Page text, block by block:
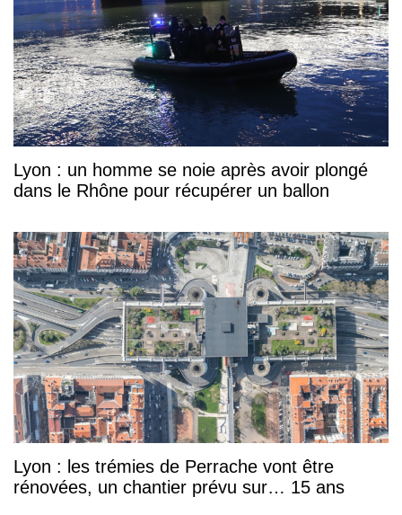
Lyon : un homme se noie après avoir plongé
dans le Rhône pour récupérer un ballon
Lyon : les trémies de Perrache vont être
rénovées, un chantier prévu sur… 15 ans